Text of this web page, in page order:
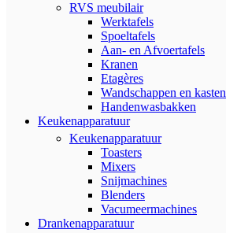
RVS meubilair
Werktafels
Spoeltafels
Aan- en Afvoertafels
Kranen
Etagères
Wandschappen en kasten
Handenwasbakken
Keukenapparatuur
Keukenapparatuur
Toasters
Mixers
Snijmachines
Blenders
Vacumeermachines
Drankenapparatuur